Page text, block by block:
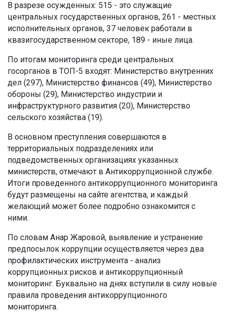
В разрезе осужденных: 515 - это служащие
центральных государственных органов, 261 - местных
исполнительных органов, 37 человек работали в
квазигосударственном секторе, 189 - иные лица.
По итогам мониторинга среди центральных
госорганов в ТОП-5 входят: Министерство внутренних
дел (297), Министерство финансов (49), Министерство
обороны (29), Министерство индустрии и
инфраструктурного развития (20), Министерство
сельского хозяйства (19).
В основном преступления совершаются в
территориальных подразделениях или
подведомственных организациях указанных
министерств, отмечают в Антикоррупционной службе.
Итоги проведенного антикоррупционного мониторинга
будут размещены на сайте агентства, и каждый
желающий может более подробно ознакомится с
ними.
По словам Анар Жаровой, выявление и устранение
предпосылок коррупции осуществляется через два
профилактических инструмента - анализ
коррупционных рисков и антикоррупционный
мониторинг. Буквально на днях вступили в силу новые
правила проведения антикоррупционного
мониторинга.